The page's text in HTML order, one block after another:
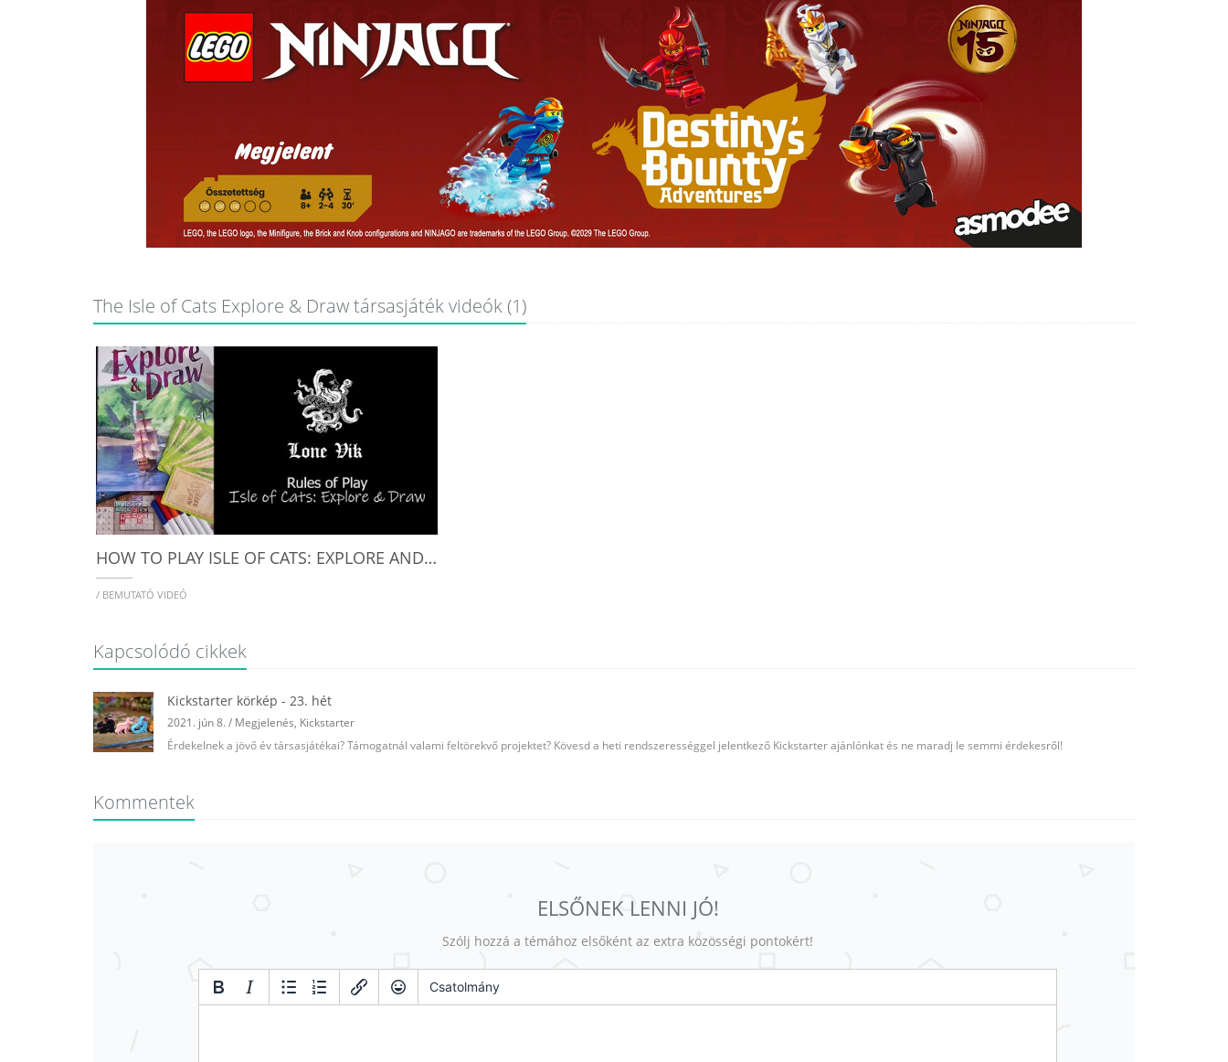
The Isle of Cats Explore & Draw társasjáték videók (1)
HOW TO PLAY ISLE OF CATS: EXPLORE AND DRAW WITH LONE VIK
/ BEMUTATÓ VIDEÓ
Kapcsolódó cikkek
Kickstarter körkép - 23. hét
2021. jún 8. / Megjelenés Kickstarter
Érdekelnek a jövő év társasjátékai? Támogatnál valami feltörekvő projektet? Kövesd a heti rendszerességgel jelentkező Kickstarter ajánlónkat és ne maradj le semmi érdekesről!
Kommentek
ELSŐNEK LENNI JÓ!
Szólj hozzá a témához elsőként az extra közösségi pontokért!
Csatolmány